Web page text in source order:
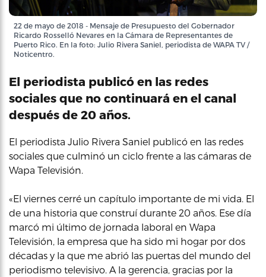
22 de mayo de 2018 - Mensaje de Presupuesto del Gobernador
Ricardo Rosselló Nevares en la Cámara de Representantes de
Puerto Rico. En la foto: Julio Rivera Saniel, periodista de WAPA TV /
Noticentro.
El periodista publicó en las redes
sociales que no continuará en el canal
después de 20 años.
El periodista Julio Rivera Saniel publicó en las redes
sociales que culminó un ciclo frente a las cámaras de
Wapa Televisión.
«El viernes cerré un capítulo importante de mi vida. El
de una historia que construí durante 20 años. Ese día
marcó mi último de jornada laboral en Wapa
Televisión, la empresa que ha sido mi hogar por dos
décadas y la que me abrió las puertas del mundo del
periodismo televisivo. A la gerencia, gracias por la